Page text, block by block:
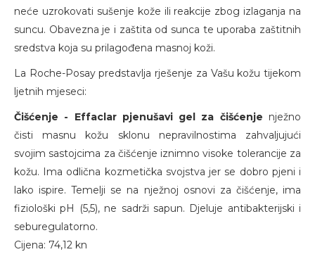
neće uzrokovati sušenje kože ili reakcije zbog izlaganja na
suncu. Obavezna je i zaštita od sunca te uporaba zaštitnih
sredstva koja su prilagođena masnoj koži.
La Roche-Posay predstavlja rješenje za Vašu kožu tijekom
ljetnih mjeseci:
Čišćenje - Effaclar pjenušavi gel za čišćenje nježno
čisti masnu kožu sklonu nepravilnostima zahvaljujući
svojim sastojcima za čišćenje iznimno visoke tolerancije za
kožu. Ima odlična kozmetička svojstva jer se dobro pjeni i
lako ispire. Temelji se na nježnoj osnovi za čišćenje, ima
fiziološki pH (5,5), ne sadrži sapun. Djeluje antibakterijski i
seburegulatorno.
Cijena: 74,12 kn